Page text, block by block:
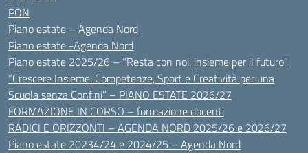
PON
Piano estate – Agenda Nord
Piano estate -Agenda Nord
Piano estate 2025/26 – “Resta con noi: insieme per il futuro”
“Crescere Insieme: Competenze, Sport e Creatività per una
Scuola senza Confini” – PIANO ESTATE 2026/27
FORMAZIONE IN CORSO – formazione docenti
RADICI E ORIZZONTI – AGENDA NORD 2025/26 e 2026/27
Piano estate 20234/24 e 2024/25 – Agenda Nord